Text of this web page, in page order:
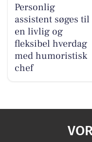
Personlig
assistent søges til
en livlig og
fleksibel hverdag
med humoristisk
chef